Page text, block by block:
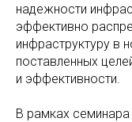
надежности
эффективно
инфраструктуру в
поставленных
и эффективности.
В рамках